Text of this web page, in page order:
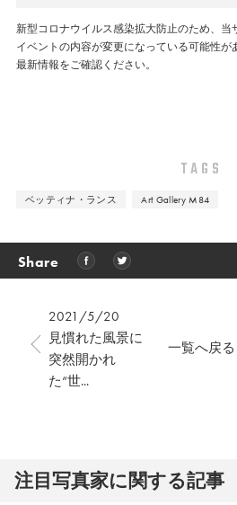
新型コロナウイルス感染拡大防止のため、
イベントの内容が変更になっている可能性が
最新情報をご確認ください。
TAGS
ベッティナ・ランス Art Gallery M84
Share
2021/5/20
見慣れた風景に
突然開かれ
た“世...
一覧へ戻る
注⽬写真家に関する記事